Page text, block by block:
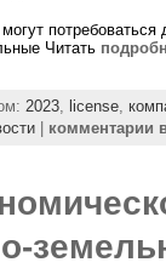
Читать
2023, license,
| комментарии